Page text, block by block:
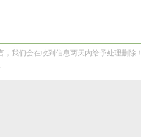
我们会在收到信息两天内给予处理删除！